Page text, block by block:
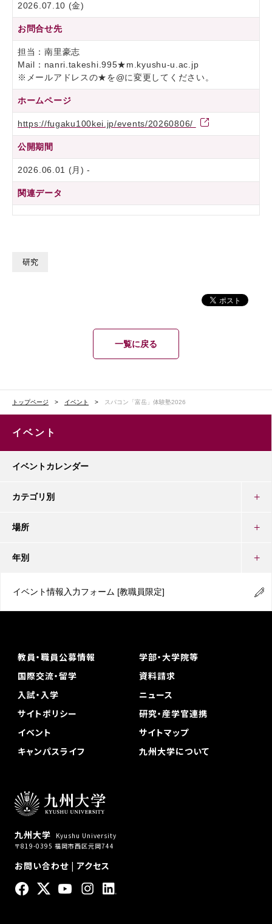
2026.07.10 (金)
お問合せ先
担当：南里豪志
Mail：nanri.takeshi.995★m.kyushu-u.ac.jp
※メールアドレスの★を@に変更してください。
ホームページ
https://fugaku100kei.jp/events/20260806/
公開期間
2026.06.01 (月) -
関連データ
研究
一覧に戻る
トップページ イベント スパコン「富岳」体験塾2026
イベント
イベントカレンダー
カテゴリ別
場所
年別
イベント情報入力フォーム [教職員限定]
九州大学
Kyushu University
〒819-0395 福岡市西区元岡744
お問い合わせ| アクセス
教員・職員公募情報
学部・大学院等
国際交流・留学
資料請求
入試・入学
ニュース
サイトポリシー
研究・産学官連携
イベント
サイトマップ
キャンパスライフ
九州大学について